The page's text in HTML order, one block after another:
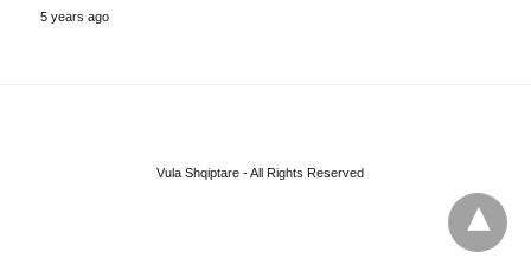
5 years ago
Vula Shqiptare - All Rights Reserved